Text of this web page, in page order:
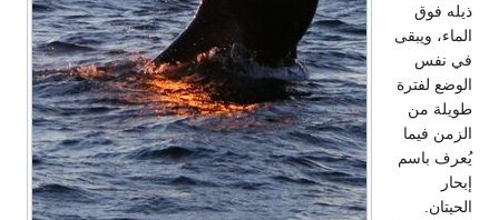
ذيله فوق
الماء، ويبقى
في نفس
الوضع لفترة
طويلة من
الزمن فيما
يُعرف باسم
إبحار
الحيتان.